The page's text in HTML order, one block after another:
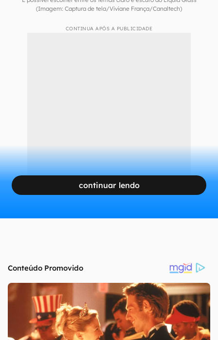
(Imagem: Captura de tela/Viviane França/Canaltech)
CONTINUA APÓS A PUBLICIDADE
continuar lendo